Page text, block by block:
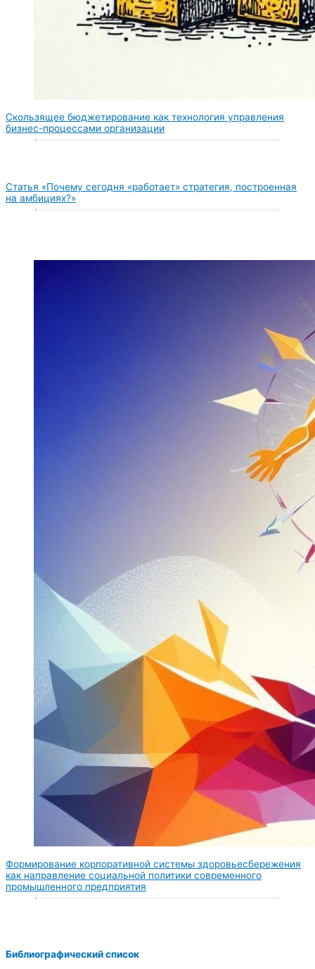
Скользящее бюджетирование как технология управления
бизнес-процессами организации
Статья «Почему сегодня «работает» стратегия, построенная
на амбициях?»
Формирование корпоративной системы здоровьесбережения
как направление социальной политики современного
промышленного предприятия
Библиографический список